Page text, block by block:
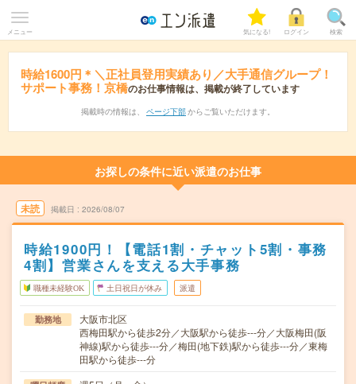
メニュー 気になる! ログイン 検索
時給1600円＊＼正社員登用実績あり／大手通信グループ！
サポート事務！京橋のお仕事情報は、掲載が終了しています
掲載時の情報は、 ページ下部 からご覧いただけます。
お探しの条件に近い派遣のお仕事
未読 掲載日 2026/08/07
時給1900円！【電話1割・チャット5割・事務
4割】営業さんを支える大手事務
職種未経験OK 土日祝日が休み 派遣
勤務地
大阪市北区
西梅田駅から徒歩2分／大阪駅から徒歩---分／大阪梅田(阪
神線)駅から徒歩---分／梅田(地下鉄)駅から徒歩---分／東梅
田駅から徒歩---分